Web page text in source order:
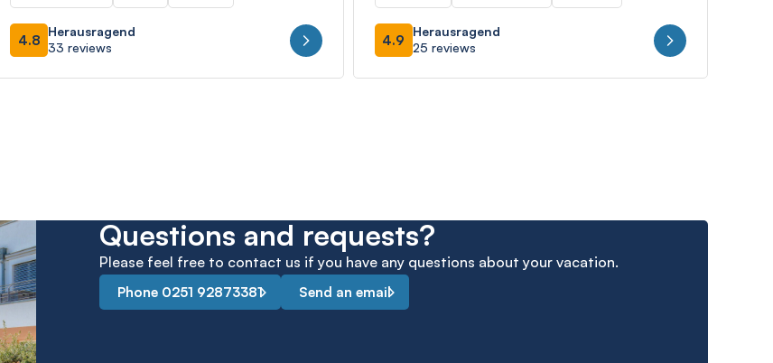
4.8
Herausragend
33 reviews
4.9
Herausragend
25 reviews
Questions and requests?
Please feel free to contact us if you have any questions about your vacation.
Phone 0251 92873381 Send an email